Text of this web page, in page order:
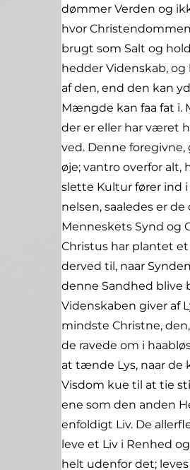
dømmer Verden og
hvor
brugt som Salt og
hedder Videnskab,
af den, end den kan
Mængde kan faa fat i.
der er eller har været
ved. Denne
øje; vantro overfor alt,
slette Kultur fører ind i
nelsen, saaledes er
Menneskets Synd og
Christus har plantet
derved til, naar
denne Sandhed blive
Videnskaben giver af
mindste Christne,
de ravede om i
at tænde Lys, naar de
Visdom kue til at tie
ene som den anden
enfoldigt Liv. De
leve et Liv i Renhed
helt udenfor det;